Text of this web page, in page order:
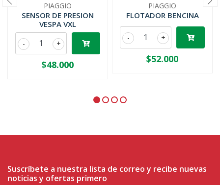
PIAGGIO
SENSOR DE PRESION
VESPA VXL
+
-
$48.000
PIAGGIO
FLOTADOR BENCINA
+
-
$52.000
Suscríbete a nuestra lista de correo y recibe nuevas
noticias y ofertas primero